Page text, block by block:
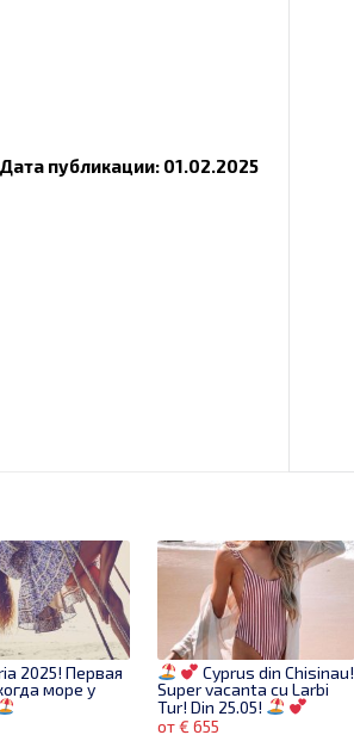
Дата публикации: 01.02.2025
2025! Первая
море у
Cyprus din Chisinau!
Super vacanta cu Larbi
Tur! Din 25.05!
от € 655